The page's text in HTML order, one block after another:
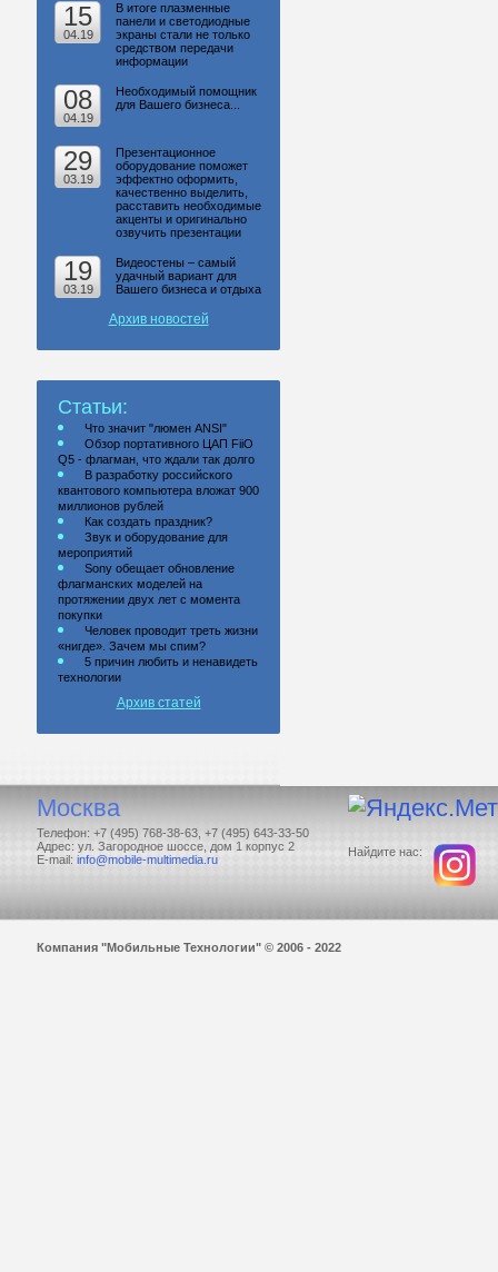
15
04.19
В итоге плазменные
панели и светодиодные
экраны стали не только
средством передачи
информации
08
04.19
Необходимый помощник
для Вашего бизнеса...
29
03.19
Презентационное
оборудование поможет
эффектно оформить,
качественно выделить,
расставить необходимые
акценты и оригинально
озвучить презентации
19
03.19
Видеостены – самый
удачный вариант для
Вашего бизнеса и отдыха
Архив новостей
Статьи:
Что значит "люмен ANSI"
Обзор портативного ЦАП FiiO
Q5 - флагман, что ждали так долго
В разработку российского
квантового компьютера вложат 900
миллионов рублей
Как создать праздник?
Звук и оборудование для
мероприятий
Sony обещает обновление
флагманских моделей на
протяжении двух лет с момента
покупки
Человек проводит треть жизни
«нигде». Зачем мы спим?
5 причин любить и ненавидеть
технологии
Архив статей
Москва
Телефон: +7 (495) 768-38-63, +7 (495) 643-33-50
Адрес: ул. Загородное шоссе, дом 1 корпус 2
E-mail: info@mobile-multimedia.ru
Найдите нас:
Компания "Мобильные Технологии" © 2006 - 2022